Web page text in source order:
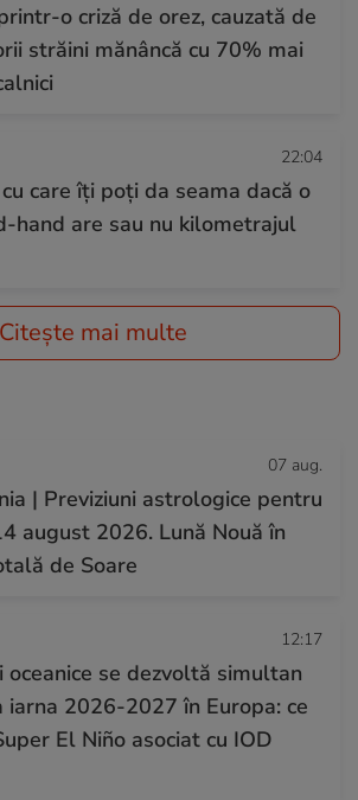
o criză de orez, cauzată de
străini mănâncă cu 70% mai
22:04
care îți poți da seama dacă o
hand are sau nu kilometrajul
Citește mai multe
07 aug.
| Previziuni astrologice pentru
august 2026. Lună Nouă în
de Soare
12:17
oceanice se dezvoltă simultan
iarna 2026-2027 în Europa: ce
El Niño asociat cu IOD